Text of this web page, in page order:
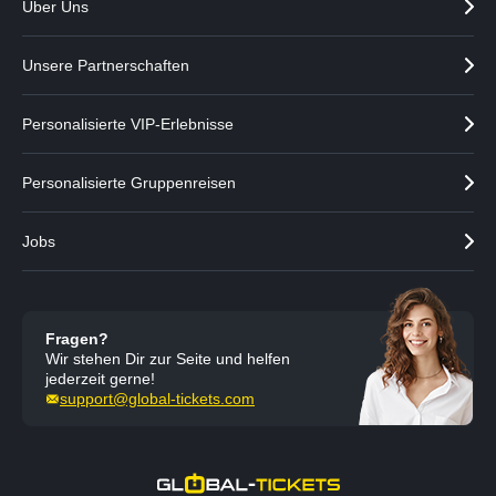
e
e
n
g
Über Uns
Unsere Partnerschaften
Personalisierte VIP-Erlebnisse
Personalisierte Gruppenreisen
Jobs
Fragen?
Wir stehen Dir zur Seite und helfen
jederzeit gerne!
support@global-tickets.com